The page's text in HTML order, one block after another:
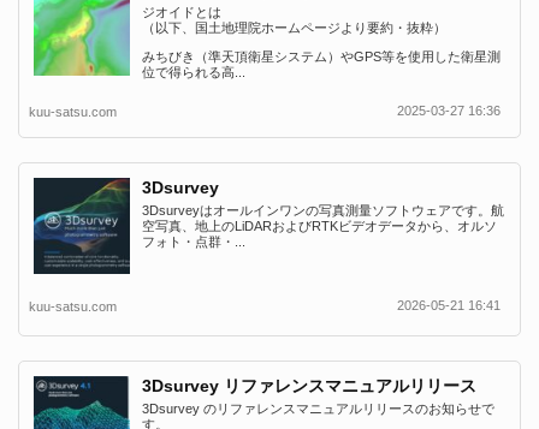
ジオイドとは
（以下、国土地理院ホームページより要約・抜粋）
みちびき（準天頂衛星システム）やGPS等を使用した衛星測
位で得られる高...
kuu-satsu.com 2025-03-27 16:36
3Dsurvey
3Dsurveyはオールインワンの写真測量ソフトウェアです。航
空写真、地上のLiDARおよびRTKビデオデータから、オルソ
フォト・点群・...
kuu-satsu.com 2026-05-21 16:41
3Dsurvey リファレンスマニュアルリリース
3Dsurvey のリファレンスマニュアルリリースのお知らせで
す。